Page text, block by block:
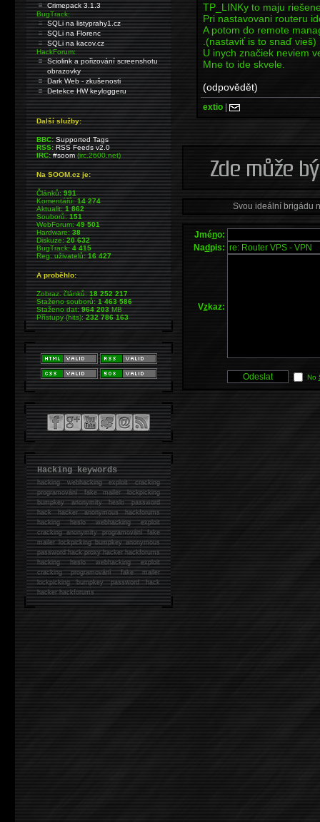
TP_LINKy to maju
Pri nastavovani routeru
A potom do remote
.(nastaviť is to snaď vieš)
U inych značiek neviem
Mne to ide skvele.
(odpovědět)
extio |
Svou ideální brigádu
Jméno:
Nadpis:
Vzkaz:
No
Crimepack 3.1.3
BugTrack:
SQLi na listyprahy1.cz
SQLi na Florenc
SQLi na kacov.cz
HackForum:
Sciolink a pořizování screenshotu
obrazovky
Dark Web - zkušenosti
Detekce HW keyloggeru
Další služby:
BBC: Supported Tags
RSS: RSS Feeds v2.0
IRC: #soom(irc.2600.net)
Na SOOM.cz je:
Článků:991
Komentářů:14 274
Aktualit:1 862
Souborů:151
WebForum:49 501
Hardware:38
Diskuze:20 632
BugTrack:4 415
Reg. uživatelů:16 427
A proběhlo:
Zobraz. článků:18 252 217
Staženo souborů:1 463 586
Staženo dat:964 203MB
Přístupy (hits):232 786 163
Hacking keywords
hackingwebhacking exploit cracking
programování fake mailer lockpicking
bumpkey anonymity heslo password
hackhacker anonymous hackforums
hackingheslo webhacking exploit
cracking anonymity programování fake
mailer lockpicking bumpkey anonymous
password hack proxy hacker hackforums
hacking heslo webhacking exploit
cracking programování fake mailer
lockpicking bumpkey password hack
hackerhackforums